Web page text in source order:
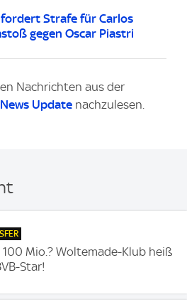
fordert Strafe für Carlos
gegen Oscar Piastri
Nachrichten aus der
News Update nachzulesen.
100 Mio.? Woltemade-Klub heiß
Star!